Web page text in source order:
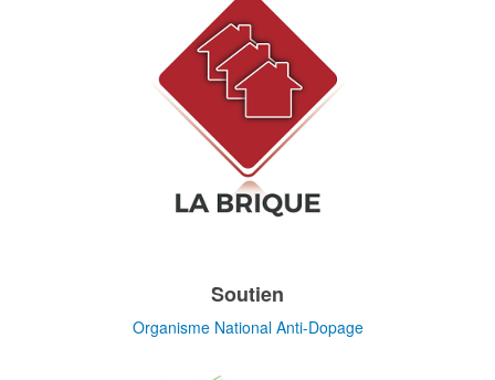
Soutien
Organisme National Anti-Dopage